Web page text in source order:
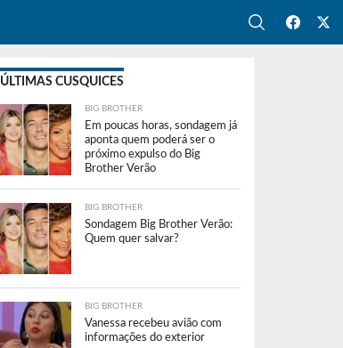
ÚLTIMAS CUSQUICES
BIG BROTHER
Em poucas horas, sondagem já
aponta quem poderá ser o
próximo expulso do Big
Brother Verão
BIG BROTHER
Sondagem Big Brother Verão:
Quem quer salvar?
BIG BROTHER
Vanessa recebeu avião com
informações do exterior